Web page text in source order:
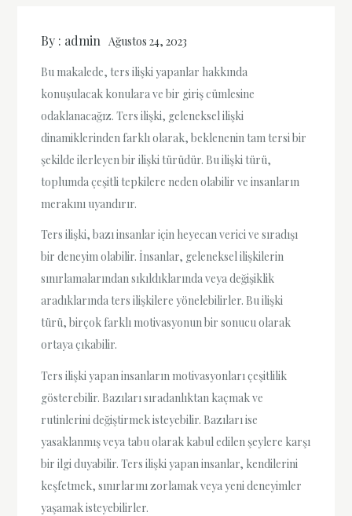
By : admin Ağustos 24, 2023
Bu makalede, ters ilişki yapanlar hakkında
konuşulacak konulara ve bir giriş cümlesine
odaklanacağız. Ters ilişki, geleneksel ilişki
dinamiklerinden farklı olarak, beklenenin tam tersi bir
şekilde ilerleyen bir ilişki türüdür. Bu ilişki türü,
toplumda çeşitli tepkilere neden olabilir ve insanların
merakını uyandırır.
Ters ilişki, bazı insanlar için heyecan verici ve sıradışı
bir deneyim olabilir. İnsanlar, geleneksel ilişkilerin
sınırlamalarından sıkıldıklarında veya değişiklik
aradıklarında ters ilişkilere yönelebilirler. Bu ilişki
türü, birçok farklı motivasyonun bir sonucu olarak
ortaya çıkabilir.
Ters ilişki yapan insanların motivasyonları çeşitlilik
gösterebilir. Bazıları sıradanlıktan kaçmak ve
rutinlerini değiştirmek isteyebilir. Bazıları ise
yasaklanmış veya tabu olarak kabul edilen şeylere karşı
bir ilgi duyabilir. Ters ilişki yapan insanlar, kendilerini
keşfetmek, sınırlarını zorlamak veya yeni deneyimler
yaşamak isteyebilirler.